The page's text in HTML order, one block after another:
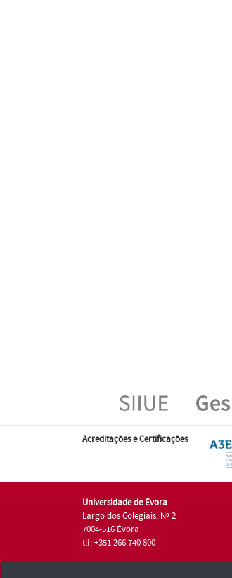
Acreditações e Certificações
Universidade de Évora
Largo dos Colegiais, Nº 2
7004-516 Évora
tlf: +351 266 740 800